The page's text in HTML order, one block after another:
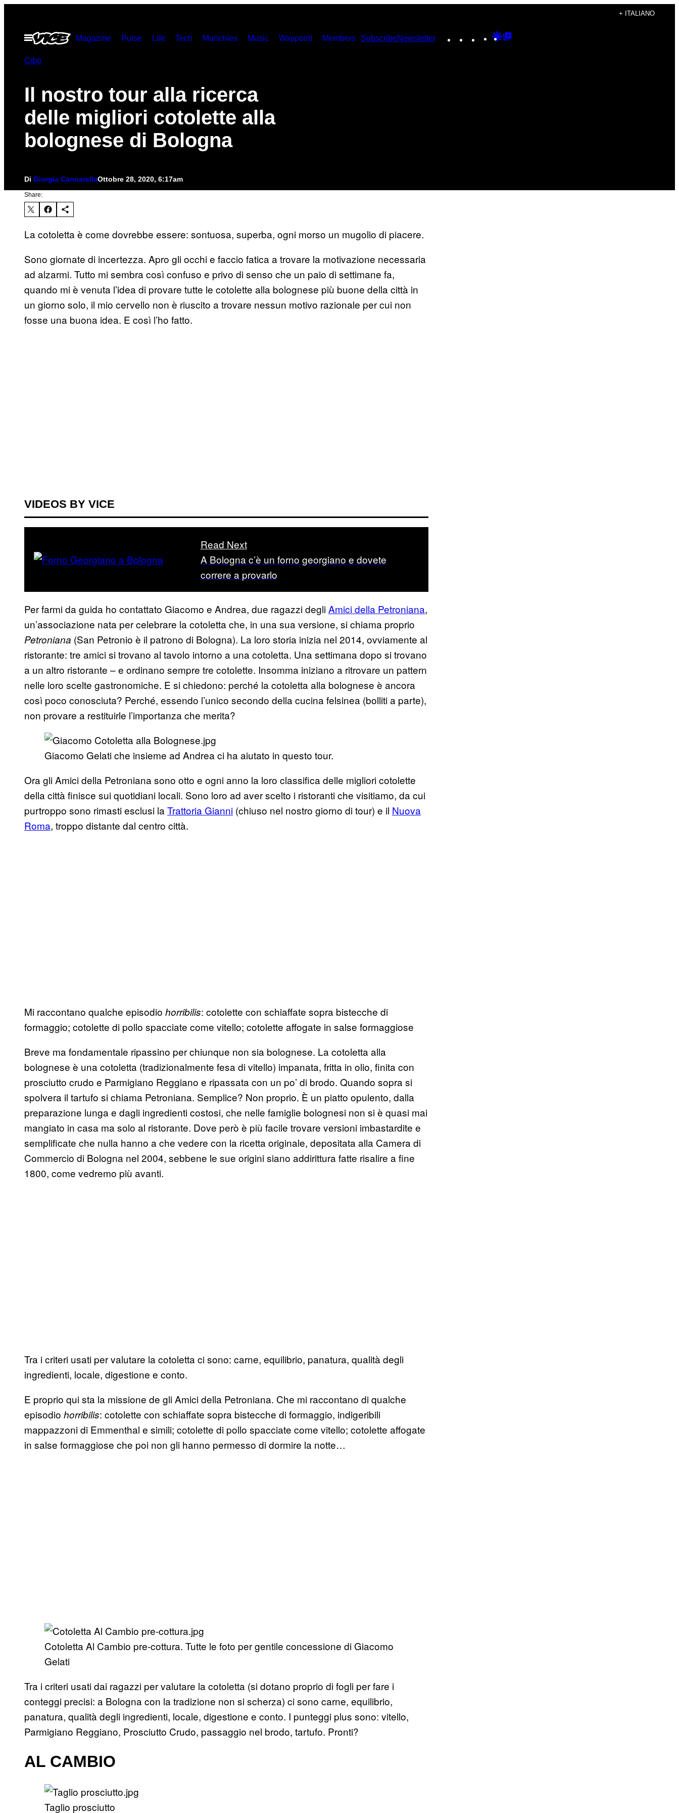
contenuto
+ ITALIANO
Apri
Magazine Pulse Life Tech Munchies Music Waypoint Members SubscribeNewsletter Instagram
TikTokYouTube
Google
Cibo
Il nostro tour alla ricerca
delle migliori cotolette alla
bolognese di Bologna
Di Giorgia CannarellaOttobre 28, 2020, 6:17am
Share:
La cotoletta è come dovrebbe essere: sontuosa, superba, ogni morso un mugolio di piacere.
Sono giornate di incertezza. Apro gli occhi e faccio fatica a trovare la motivazione necessaria
ad alzarmi. Tutto mi sembra così confuso e privo di senso che un paio di settimane fa,
quando mi è venuta l’idea di provare tutte le cotolette alla bolognese più buone della città in
un giorno solo, il mio cervello non è riuscito a trovare nessun motivo razionale per cui non
fosse una buona idea. E così l’ho fatto.
VIDEOS BY VICE
Read Next
A Bologna c’è un forno georgiano e dovete
correre a provarlo
Per farmi da guida ho contattato Giacomo e Andrea, due ragazzi degliAmici della Petroniana,
un’associazione nata per celebrare la cotoletta che, in una sua versione, si chiama proprio
Petroniana (San Petronio è il patrono di Bologna). La loro storia inizia nel 2014, ovviamente al
ristorante: tre amici si trovano al tavolo intorno a una cotoletta. Una settimana dopo si trovano
a un altro ristorante – e ordinano sempre tre cotolette. Insomma iniziano a ritrovare un pattern
nelle loro scelte gastronomiche. E si chiedono: perché la cotoletta alla bolognese è ancora
così poco conosciuta? Perché, essendo l’unico secondo della cucina felsinea (bolliti a parte),
non provare a restituirle l’importanza che merita?
Giacomo Gelati che insieme ad Andrea ci ha aiutato in questo tour.
Ora gli Amici della Petroniana sono otto e ogni anno la loro classifica delle migliori cotolette
della città finisce sui quotidiani locali. Sono loro ad aver scelto i ristoranti che visitiamo, da cui
purtroppo sono rimasti esclusi la Trattoria Gianni (chiuso nel nostro giorno di tour) e il Nuova
Roma, troppo distante dal centro città.
Mi raccontano qualche episodio horribilis: cotolette con schiaffate sopra bistecche di
formaggio; cotolette di pollo spacciate come vitello; cotolette affogate in salse formaggiose
Breve ma fondamentale ripassino per chiunque non sia bolognese. La cotoletta alla
bolognese è una cotoletta (tradizionalmente fesa di vitello) impanata, fritta in olio, finita con
prosciutto crudo e Parmigiano Reggiano e ripassata con un po’ di brodo. Quando sopra si
spolvera il tartufo si chiama Petroniana. Semplice? Non proprio. È un piatto opulento, dalla
preparazione lunga e dagli ingredienti costosi, che nelle famiglie bolognesi non si è quasi mai
mangiato in casa ma solo al ristorante. Dove però è più facile trovare versioni imbastardite e
semplificate che nulla hanno a che vedere con la ricetta originale, depositata alla Camera di
Commercio di Bologna nel 2004, sebbene le sue origini siano addirittura fatte risalire a fine
1800, come vedremo più avanti.
Tra i criteri usati per valutare la cotoletta ci sono: carne, equilibrio, panatura, qualità degli
ingredienti, locale, digestione e conto.
E proprio qui sta la missione de gli Amici della Petroniana. Che mi raccontano di qualche
episodio horribilis: cotolette con schiaffate sopra bistecche di formaggio, indigeribili
mappazzoni di Emmenthal e simili; cotolette di pollo spacciate come vitello; cotolette affogate
in salse formaggiose che poi non gli hanno permesso di dormire la notte…
Cotoletta Al Cambio pre-cottura. Tutte le foto per gentile concessione di Giacomo
Gelati
Tra i criteri usati dai ragazzi per valutare la cotoletta (si dotano proprio di fogli per fare i
conteggi precisi: a Bologna con la tradizione non si scherza) ci sono carne, equilibrio,
panatura, qualità degli ingredienti, locale, digestione e conto. I punteggi plus sono: vitello,
Parmigiano Reggiano, Prosciutto Crudo, passaggio nel brodo, tartufo. Pronti?
AL CAMBIO
Taglio prosciutto